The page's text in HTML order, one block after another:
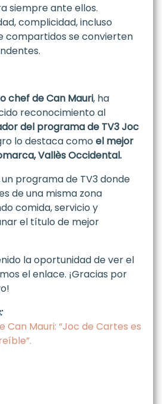
siempre ante ellos.
complicidad, incluso
compartidos se convierten
chef de Can Mauri, ha
reconocimiento al
del programa de TV3 Joc
lo destaca como el mejor
Vallès Occidental.
un programa de TV3 donde
de una misma zona
comida, servicio y
el título de mejor
la oportunidad de ver el
el enlace. ¡Gracias por
Can Mauri: “Joc de Cartes es